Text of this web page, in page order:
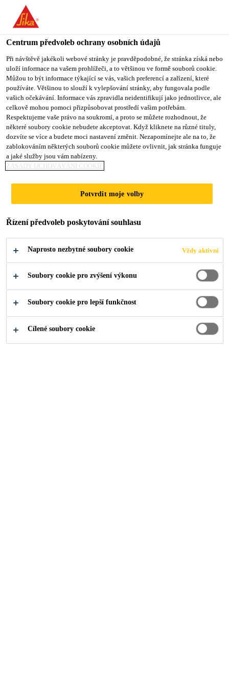
You are accessing "Sika CZ", it seems you are accessing it from
"Spojené státy". We have a dedicated website for your country.
TO SIKA
USA
STAY ON SIKA
CZ
STÁT
Sika CZ
PĚNOVÝ
POLYSTYREN EPS
Produkty pro stavebnictví ... Pěnový polystyren EPS
Centrum předvoleb ochrany osobních údajů
Při návštěvě jakékoli webové stránky je pravděpodobné, že stránka získá nebo
uloží informace na vašem prohlížeči, a to většinou ve formě souborů cookie.
Můžou to být informace týkající se vás, vašich preferencí a zařízení, které
používáte. Většinou to slouží k vylepšování stránky, aby fungovala podle
vašich očekávání. Informace vás zpravidla neidentifikují jako jednotlivce, ale
celkově mohou pomoci přizpůsobovat prostředí vašim potřebám.
Respektujeme vaše právo na soukromí, a proto se můžete rozhodnout, že
některé soubory cookie nebudete akceptovat. Když kliknete na různé tituly,
dozvíte se více a budete moci nastavení změnit. Nezapomínejte ale na to, že
zablokováním některých souborů cookie můžete ovlivnit, jak stránka funguje
a jaké služby jsou vám nabízeny.
ZÁSADY UCHOVÁVÁNÍ COOKIE
Potvrdit moje volby
Řízení předvoleb poskytování souhlasu
Naprosto nezbytné soubory cookie Vždy aktivní
Soubory cookie pro zvýšení výkonu
Soubory cookie pro lepší funkčnost
Cílené soubory cookie